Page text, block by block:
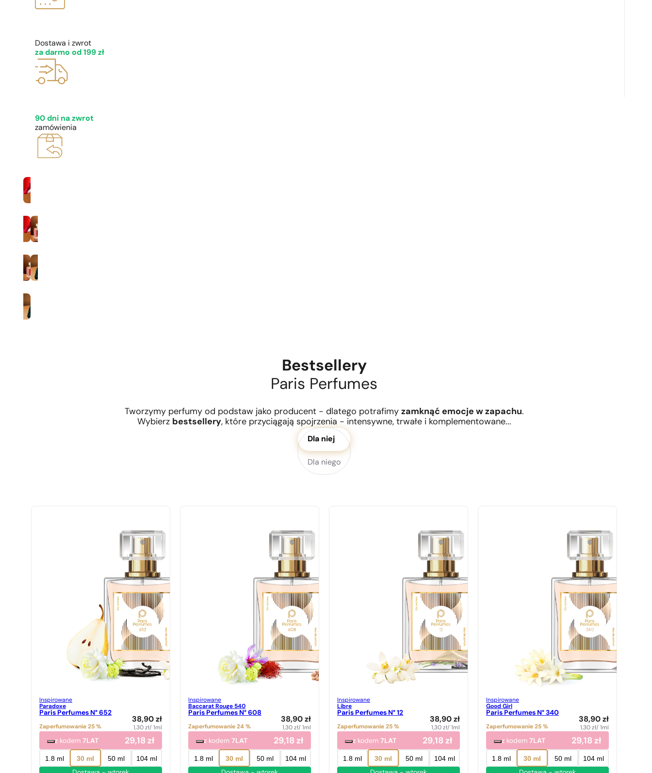
Dostawa i zwrot
za darmo od 199 zł
90 dni na zwrot
zamówienia
Kobiety
Zaperfumowanie 35%
Mężczyźni
Bestsellery
Paris Perfumes
Tworzymy perfumy od podstaw jako producent - dlatego potrafimy zamknąć emocje w zapachu.
Wybierz bestsellery, które przyciągają spojrzenia - intensywne, trwałe i komplementowane...
Dla niej
Dla niego
Inspirowane
Paradoxe
Paris Perfumes N° 652
Zaperfumowanie 25 %
38,90 zł
1,30 zł/ 1ml
z kodem 7LAT 29,18 zł
1.8 ml 30 ml 50 ml 104 ml
Inspirowane
Baccarat Rouge 540
Paris Perfumes N° 608
Zaperfumowanie 24 %
38,90 zł
1,30 zł/ 1ml
z kodem 7LAT 29,18 zł
1.8 ml 30 ml 50 ml 104 ml
Inspirowane
Libre
Paris Perfumes N° 12
Zaperfumowanie 25 %
38,90 zł
1,30 zł/ 1ml
z kodem 7LAT 29,18 zł
1.8 ml 30 ml 50 ml 104 ml
Inspirowane
Good Girl
Paris Perfumes N° 340
Zaperfumowanie 25 %
38,90 zł
1,30 zł/ 1ml
z kodem 7LAT 29,18 zł
1.8 ml 30 ml 50 ml 104 ml